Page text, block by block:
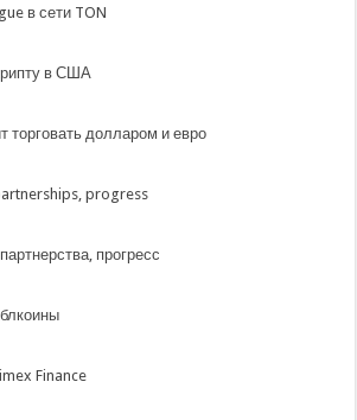
в сети TON
в США
торговать долларом и евро
progress
прогресс
Finance